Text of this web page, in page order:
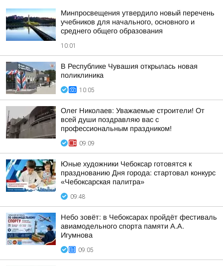
Минпросвещения утвердило новый перечень
учебников для начального, основного и
среднего общего образования
10:01
В Республике Чувашия открылась новая
поликлиника
10:05
Олег Николаев: Уважаемые строители! От
всей души поздравляю вас с
профессиональным праздником!
09:09
Юные художники Чебоксар готовятся к
празднованию Дня города: стартовал конкурс
«Чебоксарская палитра»
09:48
Небо зовёт: в Чебоксарах пройдёт фестиваль
авиамодельного спорта памяти А.А.
Игумнова
09:05